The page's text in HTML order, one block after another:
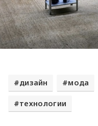
дизайн мода
технологии